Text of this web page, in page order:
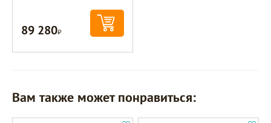
89 280Р
Вам также может понравиться: